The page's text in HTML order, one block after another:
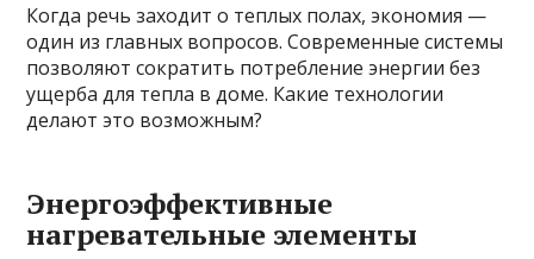
Когда речь заходит о теплых полах, экономия —
один из главных вопросов. Современные системы
позволяют сократить потребление энергии без
ущерба для тепла в доме. Какие технологии
делают это возможным?
Энергоэффективные
нагревательные элементы